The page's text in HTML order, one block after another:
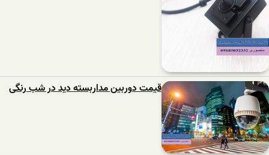
قیمت دوربین مداربسته دید در شب رنگی